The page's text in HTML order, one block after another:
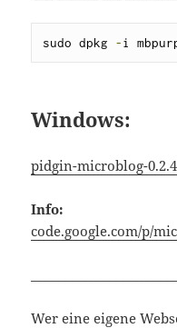
sudo dpkg -i
Windows:
pidgin-microblog-
Info:
code.google.com/p/
Wer eine eigene